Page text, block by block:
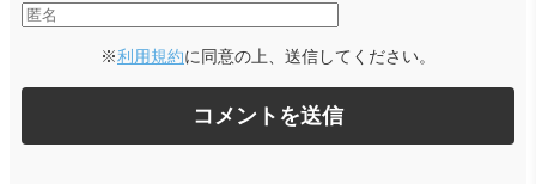
※利用規約に同意の上、送信してください。